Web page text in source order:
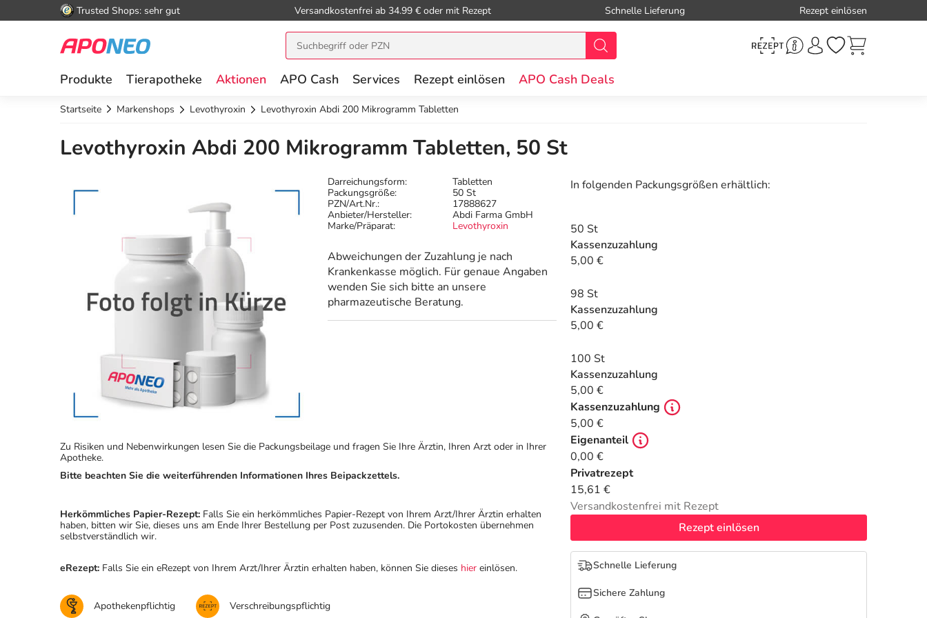
Trusted Shops: sehr gut Versandkostenfrei ab 34.99 € oder mit Rezept Schnelle Lieferung Rezept einlösen
Produkte Tierapotheke Aktionen APO Cash Services Rezept einlösen APO Cash Deals
Startseite Markenshops Levothyroxin Levothyroxin Abdi 200 Mikrogramm Tabletten
Levothyroxin Abdi 200 Mikrogramm Tabletten, 50 St
Darreichungsform:
Tabletten
Packungsgröße:
50 St
PZN/Art.Nr.:
17888627
Anbieter/Hersteller:
Abdi Farma GmbH
Marke/Präparat:
Levothyroxin
Abweichungen der Zuzahlung je nach
Krankenkasse möglich. Für genaue Angaben
wenden Sie sich bitte an unsere
pharmazeutische Beratung.
In folgenden Packungsgrößen erhältlich:
50 St
Kassenzuzahlung
5,00 €
98 St
Kassenzuzahlung
5,00 €
100 St
Kassenzuzahlung
5,00 €
Kassenzuzahlung
5,00 €
Eigenanteil
0,00 €
Privatrezept
15,61 €
Versandkostenfrei mit Rezept
Rezept einlösen
Schnelle Lieferung
Sichere Zahlung
Zu Risiken und Nebenwirkungen lesen Sie die Packungsbeilage und fragen Sie Ihre Ärztin, Ihren Arzt oder in Ihrer
Apotheke.
Bitte beachten Sie die weiterführenden Informationen Ihres Beipackzettels.
Herkömmliches Papier-Rezept: Falls Sie ein herkömmliches Papier-Rezept von Ihrem Arzt/Ihrer Ärztin erhalten
haben, bitten wir Sie, dieses uns am Ende Ihrer Bestellung per Post zuzusenden. Die Portokosten übernehmen
selbstverständlich wir.
eRezept: Falls Sie ein eRezept von Ihrem Arzt/Ihrer Ärztin erhalten haben, können Sie dieses hier einlösen.
Apothekenpflichtig Verschreibungspflichtig